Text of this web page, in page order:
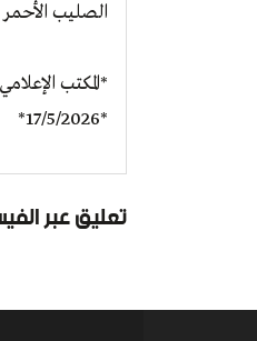
الصليب
*المكتب
*17/5/2026*
تعليق عبر